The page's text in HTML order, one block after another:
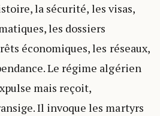
la sécurité, les visas,
les dossiers
économiques, les réseaux,
Le régime algérien
mais reçoit,
Il invoque les martyrs